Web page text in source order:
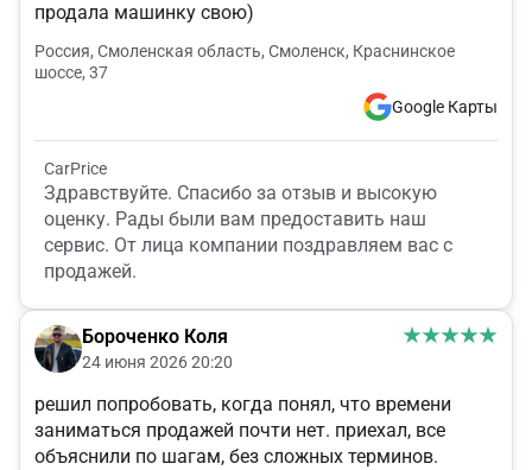
продала машинку свою)
Россия, Смоленская область, Смоленск, Краснинское
шоссе, 37
Google Карты
CarPrice
Здравствуйте. Спасибо за отзыв и высокую
оценку. Рады были вам предоставить наш
сервис. От лица компании поздравляем вас с
продажей.
Бороченко Коля
24 июня 2026 20:20
решил попробовать, когда понял, что времени
заниматься продажей почти нет. приехал, все
объяснили по шагам, без сложных терминов.